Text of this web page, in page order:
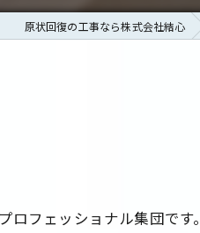
原状回復の工事なら株式会社結心
ロフェッショナル集団です